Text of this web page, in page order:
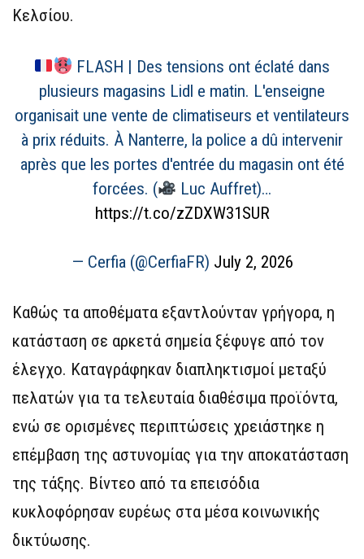
Κελσίου.
FLASH | Des tensions ont éclaté dans
plusieurs magasins Lidl e matin. L'enseigne
organisait une vente de climatiseurs et ventilateurs
à prix réduits. À Nanterre, la police a dû intervenir
après que les portes d'entrée du magasin ont été
forcées. (
Luc Auffret)…
https://t.co/zZDXW31SUR
— Cerfia (@CerfiaFR) July 2, 2026
Καθώς τα αποθέματα εξαντλούνταν γρήγορα, η
κατάσταση σε αρκετά σημεία ξέφυγε από τον
έλεγχο. Καταγράφηκαν διαπληκτισμοί μεταξύ
πελατών για τα τελευταία διαθέσιμα προϊόντα,
ενώ σε ορισμένες περιπτώσεις χρειάστηκε η
επέμβαση της αστυνομίας για την αποκατάσταση
της τάξης. Βίντεο από τα επεισόδια
κυκλοφόρησαν ευρέως στα μέσα κοινωνικής
δικτύωσης.